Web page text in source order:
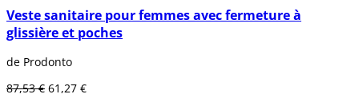
desimpressions, de sorte que vous restiez à la
mode tous les jours. De plus, ce vêtement est
disponible en différentes tailles, vous devez
Veste sanitaire pour femmes avec fermeture à
glissière et poches
de Prodonto
87,53 € 61,27 €